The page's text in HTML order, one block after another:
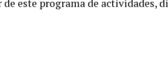
este programa de actividades,